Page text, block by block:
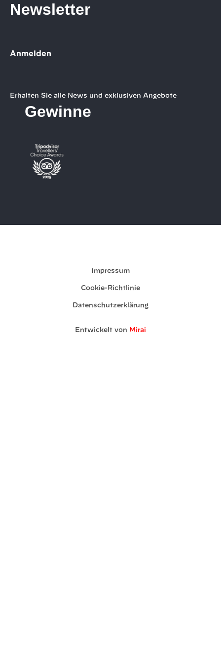
Newsletter
Anmelden
Erhalten Sie alle News und exklusiven Angebote
Gewinne
Impressum
Cookie-Richtlinie
Datenschutzerklärung
Entwickelt von Mirai